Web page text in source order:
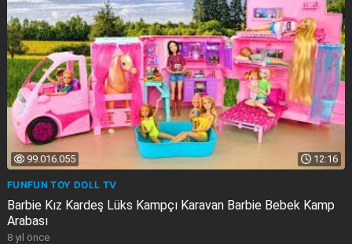
12:16
99.016.055
FUNFUN TOY DOLL TV
Barbie Kız Kardeş Lüks Kampçı Karavan Barbie Bebek Kamp
Arabası
8 yıl önce